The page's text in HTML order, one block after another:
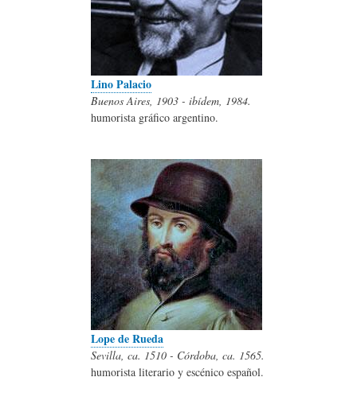
Lino Palacio
Buenos Aires, 1903 - ibídem, 1984.
humorista gráfico argentino.
Lope de Rueda
Sevilla, ca. 1510 - Córdoba, ca. 1565.
humorista literario y escénico español.